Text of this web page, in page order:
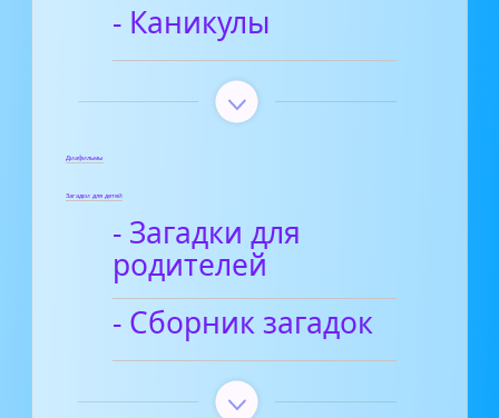
- Каникулы
Диафильмы
Загадки для детей
- Загадки для
родителей
- Сборник загадок